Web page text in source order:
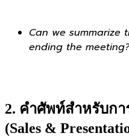
Can we summarize
ending the meeting?
2. คำศัพท์สำหรับก
(Sales &